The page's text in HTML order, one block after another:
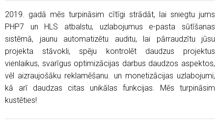
2019. gadā mēs turpināsim cītīgi strādāt, lai sniegtu jums
PHP7 un HLS atbalstu, uzlabojumus e-pasta sūtīšanas
sistēmā, jaunu automatizētu auditu, lai pārraudzītu jūsu
projekta stāvokli, spēju kontrolēt daudzus projektus
vienlaikus, svarīgus optimizācijas darbus daudzos aspektos,
vēl aizraujošāku reklamēšanu. un monetizācijas uzlabojumi,
kā arī daudzas citas unikālas funkcijas. Mēs turpināsim
kustēties!